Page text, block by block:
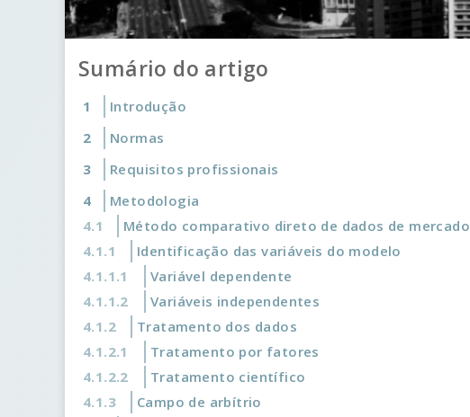
Sumário do artigo
Introdução
Normas
Requisitos profissionais
Metodologia
Método comparativo direto de dados de mercado
Identificação das variáveis do modelo
Variável dependente
Variáveis independentes
Tratamento dos dados
Tratamento por fatores
Tratamento científico
Campo de arbítrio